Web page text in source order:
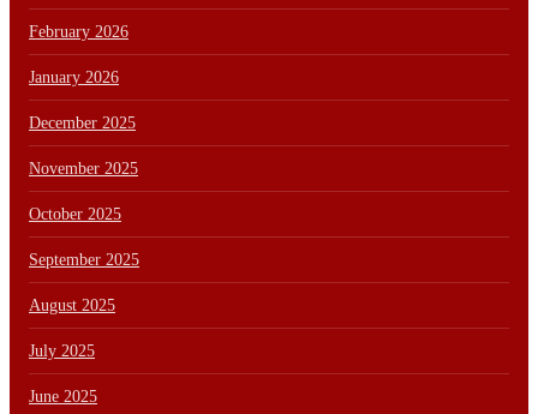
February 2026
January 2026
December 2025
November 2025
October 2025
September 2025
August 2025
July 2025
June 2025